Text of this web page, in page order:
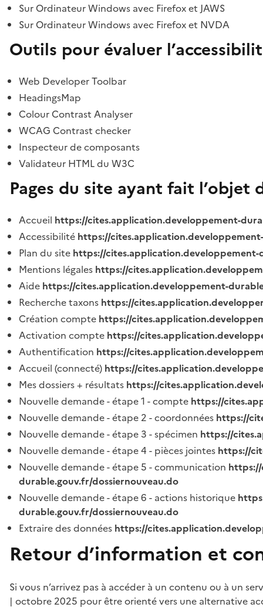
Sur Ordinateur Windows avec Firefox et JAWS
Sur Ordinateur Windows avec Firefox et NVDA
Outils pour évaluer
Web Developer Toolbar
HeadingsMap
Colour Contrast Analyser
WCAG Contrast checker
Inspecteur de composants
Validateur HTML du W3C
Pages du site ayant fait
Accueil https://cites.application.developpement-
Accessibilité https://
Plan du site https://
Mentions légales https://
Aide https://cites.application.developpement-
Recherche taxons https://
Création compte https://
Activation compte https://
Authentification https://
Accueil (connecté) https://
Mes dossiers + résultats https://
Nouvelle demande - étape 1 - compte https://
Nouvelle demande - étape 2 - coordonnées https://
Nouvelle demande - étape 3 - spécimen https://
Nouvelle demande - étape 4 - pièces jointes https://
Nouvelle demande - étape 5 - communication
durable.gouv.fr/dossiernouveau.do
Nouvelle demande - étape 6 - actions historique
durable.gouv.fr/dossiernouveau.do
Extraire des données https://
Retour d’information et
Si vous n’arrivez pas à accéder à un contenu ou à un
| octobre 2025 pour être orienté vers une alternative